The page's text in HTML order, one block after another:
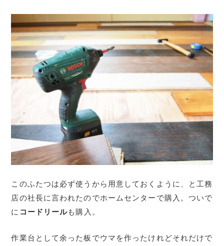
このふたつは必ず使うから用意しておくように、と工務
店の社長に言われたのでホームセンターで購入。ついで
に コードリールも購入。
作業台として余った板でウマを作ったけれどそれだけで